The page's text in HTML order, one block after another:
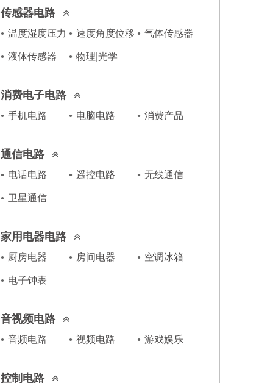
传感器电路
温度湿度压力 速度角度位移 气体传感器
液体传感器 物理|光学
消费电子电路
手机电路 电脑电路 消费产品
通信电路
电话电路 遥控电路 无线通信
卫星通信
家用电器电路
厨房电器 房间电器 空调冰箱
电子钟表
音视频电路
音频电路 视频电路 游戏娱乐
控制电路